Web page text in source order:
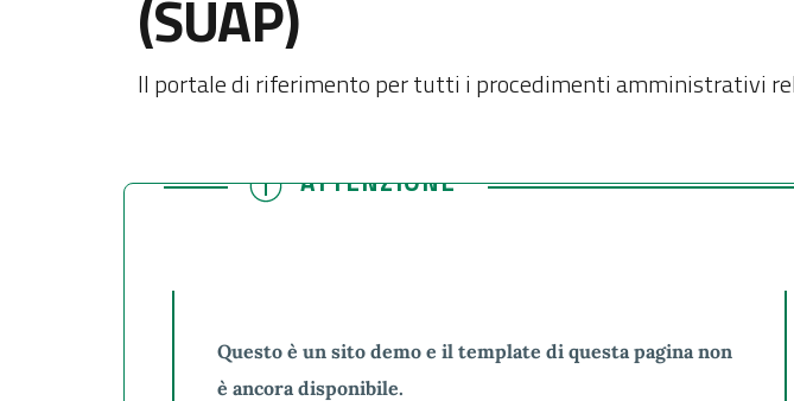
(SUAP)
Il portale di riferimento per tutti i procedimenti amministrativi
ATTENZIONE
ATTENZIONE
Questo è un sito demo e il template di questa pagina non
è ancora disponibile.